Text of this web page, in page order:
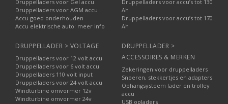
Druppelladers voor Gel accu
Druppelladers voor AGM accu
Accu goed onderhouden
Accu elektrische auto: meer info
Druppelladers voor accu’s tot 130
Ah
Druppelladers voor accu’s tot 170
Ah
DRUPPELLADER > VOLTAGE
Druppelladers voor 12 volt accu
Druppelladers voor 6 volt accu
Druppelladers 110 volt input
Druppelladers voor 24 volt accu
Windturbine omvormer 12v
Windturbine omvormer 24v
DRUPPELLADER >
ACCESSOIRES & MERKEN
Zekeringen voor druppelladers
Snoeren, stekkertjes en adapters
Ophangsysteem lader en trolley
accu
USB opladers